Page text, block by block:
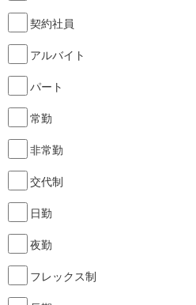
契約社員
アルバイト
パート
常勤
非常勤
交代制
日勤
夜勤
フレックス制